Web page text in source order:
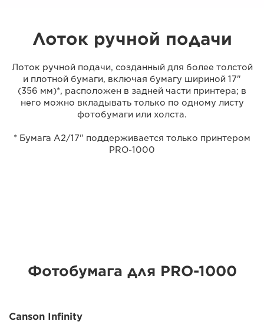
Лоток ручной подачи
Лоток ручной подачи, созданный для более толстой
и плотной бумаги, включая бумагу шириной 17"
(356 мм)*, расположен в задней части принтера; в
него можно вкладывать только по одному листу
фотобумаги или холста.
* Бумага A2/17" поддерживается только принтером
PRO-1000
Фотобумага для PRO-1000
Canson Infinity